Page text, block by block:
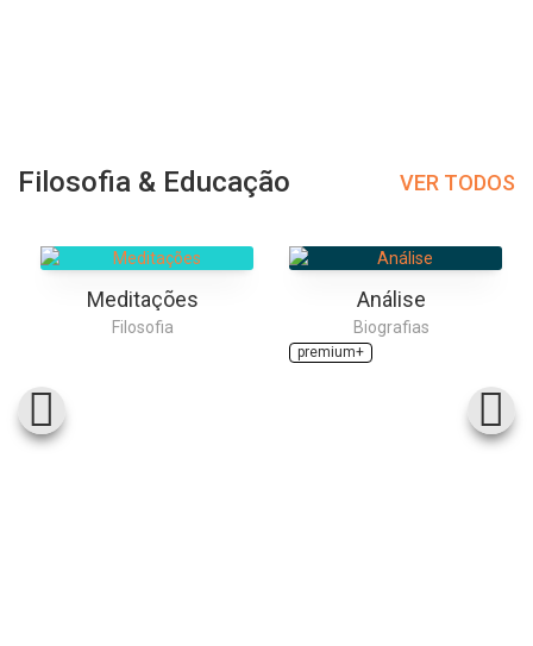
Filosofia & Educação VER TODOS
Meditações
Filosofia
Análise
Biografias
premium+